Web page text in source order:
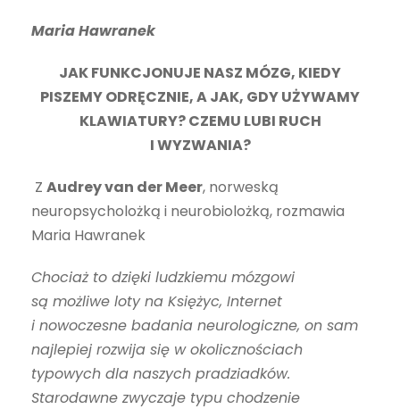
Maria Hawranek
JAK FUNKCJONUJE NASZ MÓZG, KIEDY
PISZEMY ODRĘCZNIE, A JAK, GDY UŻYWAMY
KLAWIATURY? CZEMU LUBI RUCH
I WYZWANIA?
Z Audrey van der Meer, norweską
neuropsycholożką i neurobiolożką, rozmawia
Maria Hawranek
Chociaż to dzięki ludzkiemu móz­gowi
są możliwe loty na Księżyc, Internet
i nowoczesne badania neurologiczne, on sam
najlepiej rozwija się w okolicznościach
typowych dla naszych pradziadków.
Starodawne zwyczaje typu chodzenie